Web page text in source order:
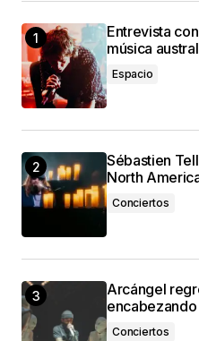
Entrevista
música
Espacio
Sébastien
North
Conciertos
Arcángel
Conciertos